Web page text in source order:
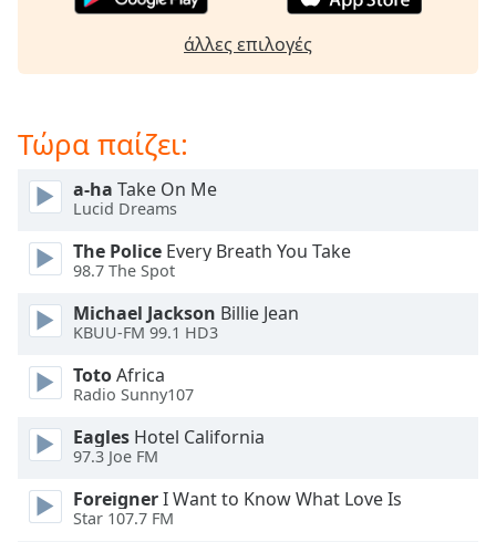
window.
cancel
close
window.
Color
Opacity
Color
άλλες επιλογές
Τώρα παίζει:
a-ha Take On Me
Lucid Dreams
The Police Every Breath You Take
98.7 The Spot
Michael Jackson Billie Jean
KBUU-FM 99.1 HD3
TotoAfrica
Radio Sunny107
Eagles Hotel California
97.3 Joe FM
ForeignerI Want to Know What Love Is
Star 107.7 FM